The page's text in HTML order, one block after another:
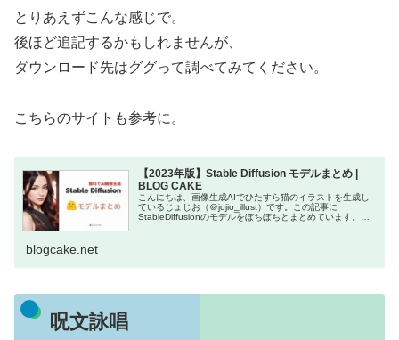
とりあえずこんな感じで。
後ほど追記するかもしれませんが、
ダウンロード先はググって調べてみてください。
こちらのサイトも参考に。
【2023年版】Stable Diffusion モデルまとめ |
BLOG CAKE
こんにちは、画像生成AIでひたすら猫のイラストを生成し
ているじょじお（＠jojio‗illust）です。この記事に
StableDiffusionのモデルをぼちぼちとまとめています。随
blogcake.net
呪文詠唱